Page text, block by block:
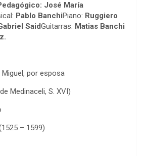
José María
Pablo BanchiPiano: Ruggiero
SaidGuitarras: Matias Banchi
por esposa
Medinaceli, S. XVI)
– 1599)